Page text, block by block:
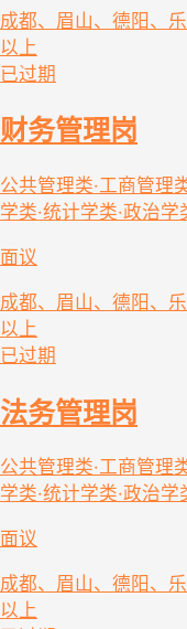
成都、眉山、德阳、
以上
已过期
财务管理岗
公共管理类·工商管理
学类·统计学类·政治学
面议
成都、眉山、德阳、
以上
已过期
法务管理岗
公共管理类·工商管理
学类·统计学类·政治学
面议
成都、眉山、德阳、
以上